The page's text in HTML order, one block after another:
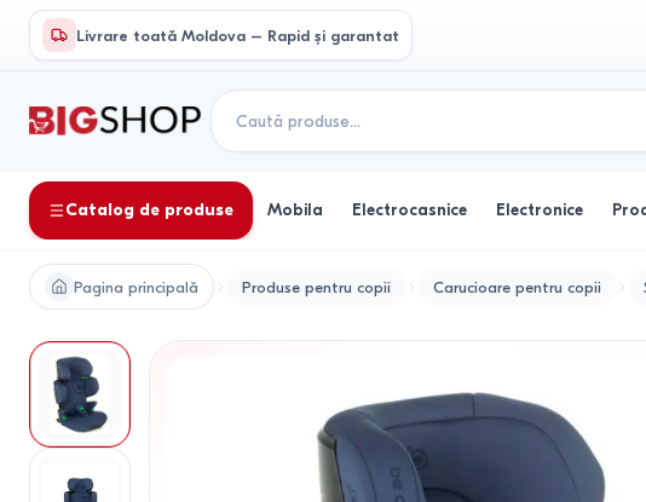
Livrare toată Moldova – Rapid și garantat
Catalog de produse Mobila Electrocasnice Electronice
Pagina principală Produse pentru copii Carucioare pentru copii